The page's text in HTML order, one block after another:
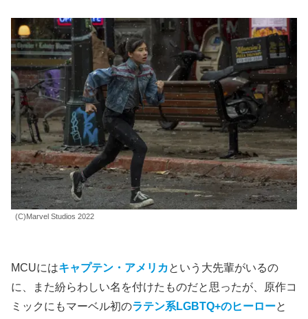
(C)Marvel Studios 2022
MCUにはキャプテン・アメリカという大先輩がいるの
に、また紛らわしい名を付けたものだと思ったが、原作コ
ミックにもマーベル初のラテン系LGBTQ+のヒーローと